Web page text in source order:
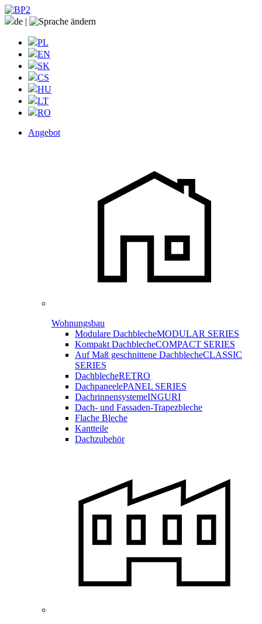
de |
PL
EN
SK
CS
HU
LT
RO
Angebot
Wohnungsbau
Modulare DachblecheMODULAR SERIES
Kompakt DachblecheCOMPACT SERIES
Auf Maß geschnittene DachblecheCLASSIC
SERIES
DachblecheRETRO
DachpaneelePANEL SERIES
DachrinnensystemeINGURI
Dach- und Fassaden-Trapezbleche
Flache Bleche
Kantteile
Dachzubehör